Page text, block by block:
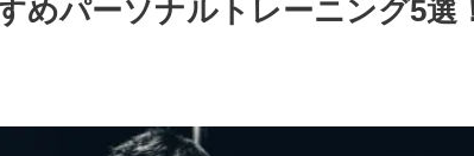
めパーソナルトレーニング5選